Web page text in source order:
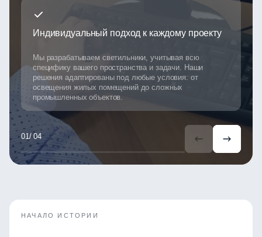
Индивидуальный подход к каждому проекту
Мы разрабатываем светильники, учитывая всю
специфику вашего пространства и задачи. Наши
решения адаптированы под любые условия: от
освещения жилых помещений до сложных
промышленных объектов.
/ 04
НАЧАЛО ИСТОРИИ